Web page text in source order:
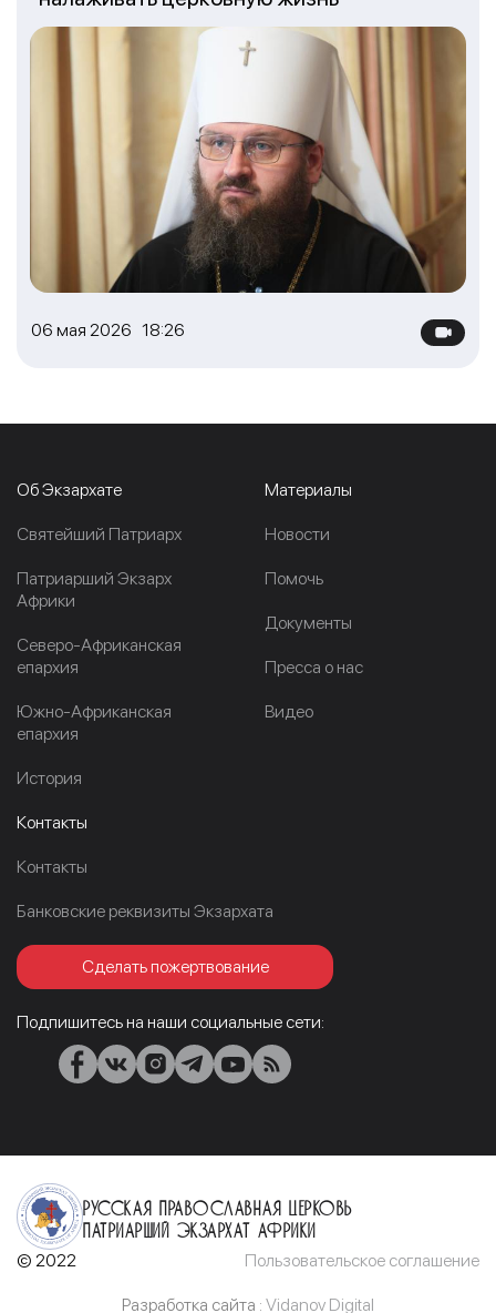
06 мая 2026 18:26
Об Экзархате
Cвятейший Патриарх
Патриарший Экзарх
Африки
Северо-Африканская
епархия
Южно-Африканская
епархия
История
Материалы
Новости
Помочь
Документы
Пресса о нас
Видео
Контакты
Контакты
Банковские реквизиты Экзархата
Сделать пожертвование
Подпишитесь на наши социальные сети:
Русская Православная Церковь
Патриарший Экзархат Африки
© 2022 Пользовательское соглашение
Разработка сайта : Vidanov Digital